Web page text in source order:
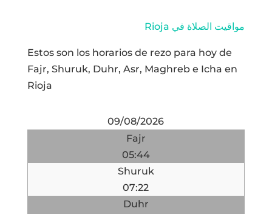
Rioja مواقيت الصلاة في
Estos son los horarios de rezo para hoy de
Fajr, Shuruk, Duhr, Asr, Maghreb e Icha en
Rioja
09/08/2026
Fajr
05:44
Shuruk
07:22
Duhr